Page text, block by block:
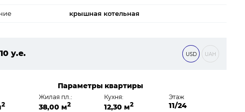
крышная котельная
у.е.
USD UAH
Параметры квартиры
2
Жилая пл.:
38,00 м2
Кухня:
12,30 м2
Этаж
11/24